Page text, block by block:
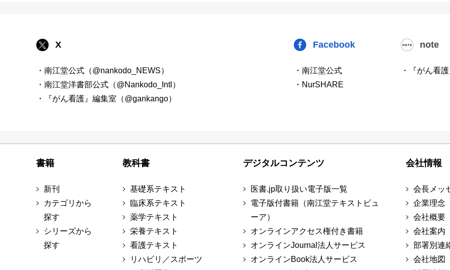
X
・南江堂公式（@nankodo_NEWS）
・南江堂洋書部公式（@Nankodo_Intl）
・『がん看護』編集室（@gankango）
Facebook
・南江堂公式
・NurSHARE
note
・『がん看
書籍
新刊
カテゴリから
探す
シリーズから
探す
教科書
基礎系テキスト
臨床系テキスト
薬学テキスト
栄養テキスト
看護テキスト
リハビリ／スポーツ
デジタルコンテンツ
医書.jp取り扱い電子版一覧
電子版付書籍（南江堂テキストビュ
ーア）
オンラインアクセス権付き書籍
オンラインJournal法人サービス
オンラインBook法人サービス
会社情報
会長メッ
企業理念
会社概要
会社案内
部署別連
会社地図